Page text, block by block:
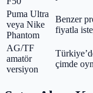
Puma Ultra
veya Nike
Phantom
Benzer
fiyatla
AG/TF
amatör
versiyon
çimde